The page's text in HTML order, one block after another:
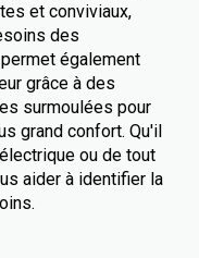
et conviviaux,
des
également
grâce à des
surmoulées pour
grand confort. Qu'il
ou de tout
aider à identifier la